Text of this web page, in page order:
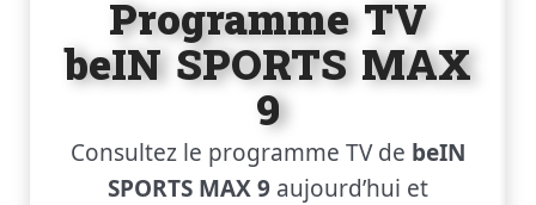
Programme TV
beIN SPORTS MAX
9
Consultez le programme TV de beIN
SPORTS MAX 9 aujourd’hui et